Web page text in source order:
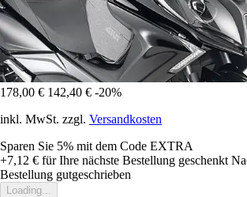
178,00 € 142,40 € -20%
inkl. MwSt. zzgl. Versandkosten
Sparen Sie 5% mit dem Code EXTRA
+7,12 € für Ihre nächste Bestellung geschenkt
Bestellung gutgeschrieben
Loading...